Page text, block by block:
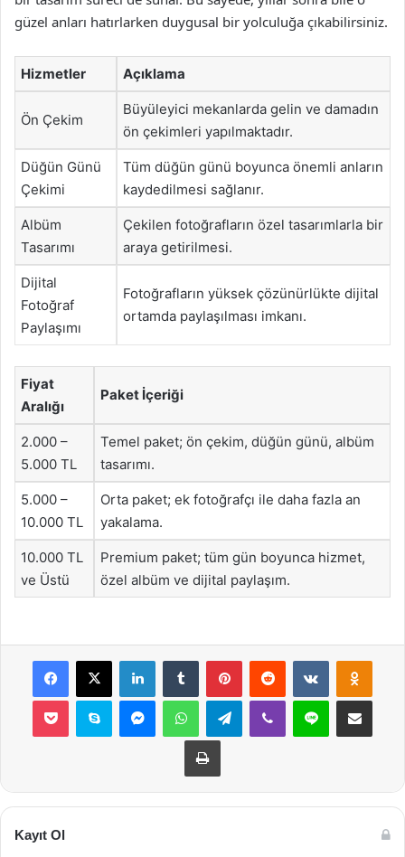
güzel anları hatırlarken duygusal bir yolculuğa çıkabilirsiniz.
Hizmetler Açıklama
Ön Çekim
Büyüleyici mekanlarda gelin ve damadın
ön çekimleri yapılmaktadır.
Düğün Günü
Çekimi
Tüm düğün günü boyunca önemli anların
kaydedilmesi sağlanır.
Albüm
Tasarımı
Çekilen fotoğrafların özel tasarımlarla bir
araya getirilmesi.
Dijital
Fotoğraf
Paylaşımı
Fotoğrafların yüksek çözünürlükte dijital
ortamda paylaşılması imkanı.
Fiyat
Aralığı
Paket İçeriği
2.000 –
5.000 TL
Temel paket; ön çekim, düğün günü, albüm
tasarımı.
5.000 –
10.000 TL
Orta paket; ek fotoğrafçı ile daha fazla an
yakalama.
10.000 TL
ve Üstü
Premium paket; tüm gün boyunca hizmet,
özel albüm ve dijital paylaşım.
Facebook
X LinkedInTumblr PinterestReddit VKontakte
Pocket Skype MessengerWhatsAppTelegramViber Line E-Posta ile
Yazdır
Kayıt Ol